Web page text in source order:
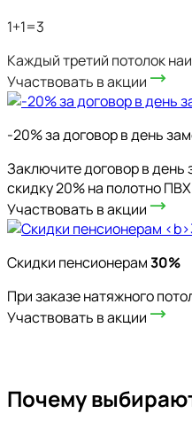
1+1=3
Каждый третий потолок
Участвовать в акции
-20% за договор в день
Заключите договор в день
скидку 20% на полотно ПВХ
Участвовать в акции
Скидки пенсионерам30%
При заказе натяжного
Участвовать в акции
Почему